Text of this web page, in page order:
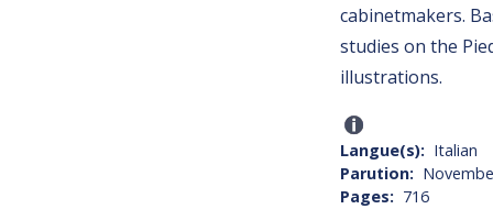
cabinetmakers.
studies on the
illustrations.
Langue(s)
Italian
Parution
Pages
716